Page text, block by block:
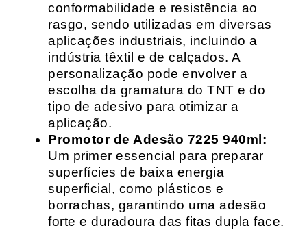
conformabilidade e resistência ao
rasgo, sendo utilizadas em diversas
aplicações industriais, incluindo a
indústria têxtil e de calçados. A
personalização pode envolver a
escolha da gramatura do TNT e do
tipo de adesivo para otimizar a
aplicação.
Promotor de Adesão 7225 940ml:
Um primer essencial para preparar
superfícies de baixa energia
superficial, como plásticos e
borrachas, garantindo uma adesão
forte e duradoura das fitas dupla face.